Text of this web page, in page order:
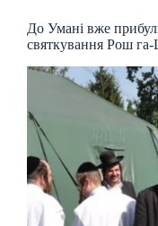
До Умані вже
святкування Рош